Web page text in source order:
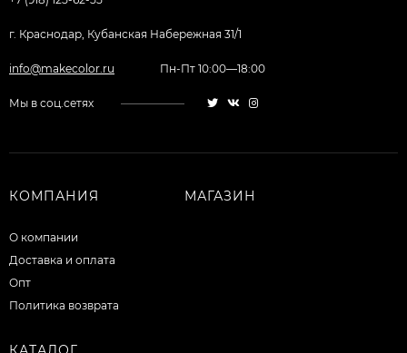
г. Краснодар, Кубанская Набережная 31/1
info@makecolor.ru Пн-Пт 10:00—18:00
Мы в соц.сетях
КОМПАНИЯ
О компании
Доставка и оплата
Опт
Политика возврата
МАГАЗИН